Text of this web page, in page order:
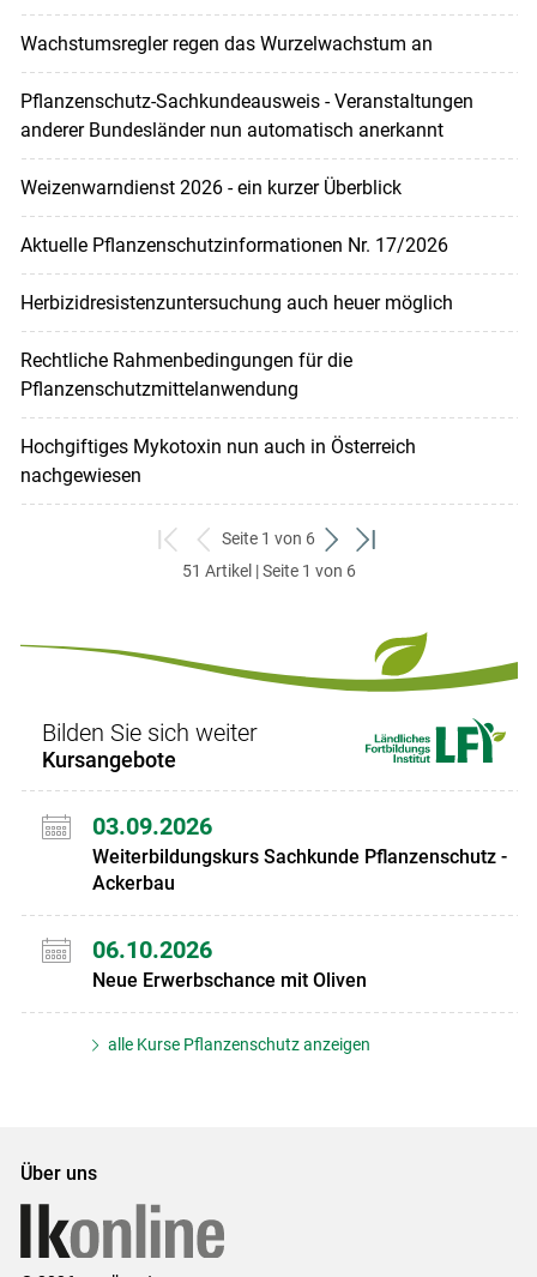
Wachstumsregler regen das Wurzelwachstum an
Pflanzenschutz-Sachkundeausweis - Veranstaltungen
anderer Bundesländer nun automatisch anerkannt
Weizenwarndienst 2026 - ein kurzer Überblick
Aktuelle Pflanzenschutzinformationen Nr. 17/2026
Herbizidresistenzuntersuchung auch heuer möglich
Rechtliche Rahmenbedingungen für die
Pflanzenschutzmittelanwendung
Hochgiftiges Mykotoxin nun auch in Österreich
nachgewiesen
zum
ersten
zurück
zum
Seite 1 von 6
weiter
zum
zum
51 Artikel | Seite 1 von 6
Bilden Sie sich weiter
Kursangebote
03.09.2026
Weiterbildungskurs Sachkunde Pflanzenschutz -
Ackerbau
06.10.2026
Neue Erwerbschance mit Oliven
alle Kurse Pflanzenschutz anzeigen
Über uns